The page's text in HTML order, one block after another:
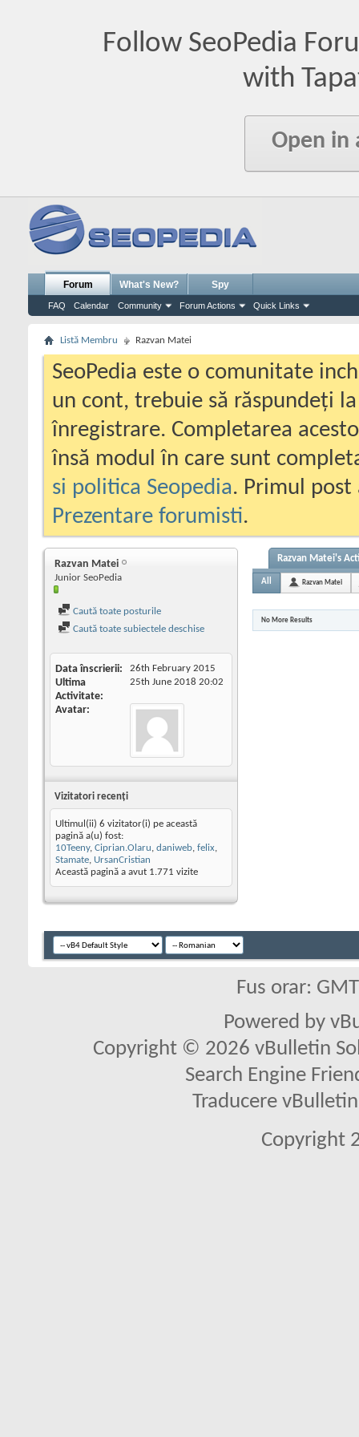
Follow SeoPedia
with
Open in
Forum
FAQ Calendar Community Forum Actions Quick Links
What's New? Spy
Listă Membru Razvan Matei
SeoPedia este o comunitate
un cont, trebuie să răspundeți
înregistrare. Completarea
însă modul în care sunt
si politica Seopedia. Primul
Prezentare forumisti.
Razvan Matei
Junior SeoPedia
Caută toate posturile
Caută toate subiectele deschise
Data înscrierii 26th February 2015
Ultima
Activitate
25th June 2018 20:02
Avatar
Vizitatori recenţi
Ultimul(ii) 6 vizitator(i) pe această
pagină a(u) fost:
10Teeny, Ciprian.Olaru, daniweb, felix,
Stamate, UrsanCristian
Această pagină a avut 1.771 vizite
Razvan Matei's
All Razvan Matei
No More Results
Fus orar:
Powered by
Copyright © 2026 vBulletin
Search Engine
Traducere
Copyright